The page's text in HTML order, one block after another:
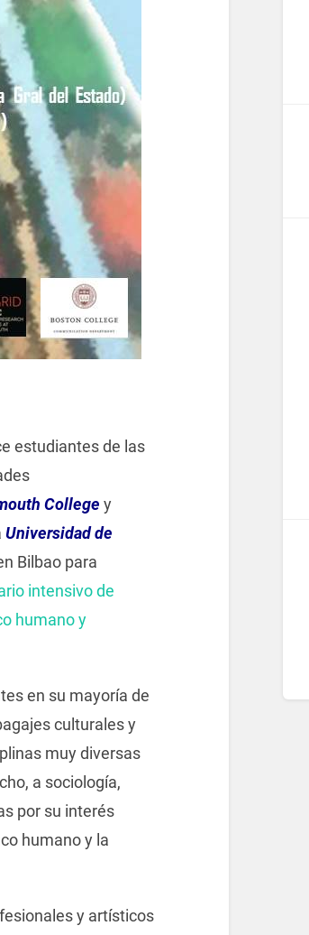
estudiantes de las
College y
Universidad de
Bilbao para
intensivo de
humano y
en su mayoría de
culturales y
muy diversas
a sociología,
por su interés
humano y la
y artísticos